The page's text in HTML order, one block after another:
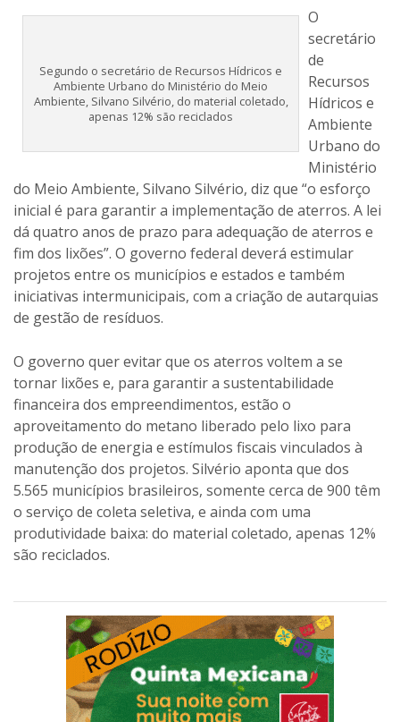
Segundo o secretário de Recursos Hídricos e
Ambiente Urbano do Ministério do Meio
Ambiente, Silvano Silvério, do material coletado,
apenas 12% são reciclados
O
secretário
de
Recursos
Hídricos e
Ambiente
Urbano do
Ministério
do Meio Ambiente, Silvano Silvério, diz que “o esforço
inicial é para garantir a implementação de aterros. A lei
dá quatro anos de prazo para adequação de aterros e
fim dos lixões”. O governo federal deverá estimular
projetos entre os municípios e estados e também
iniciativas intermunicipais, com a criação de autarquias
de gestão de resíduos.
O governo quer evitar que os aterros voltem a se
tornar lixões e, para garantir a sustentabilidade
financeira dos empreendimentos, estão o
aproveitamento do metano liberado pelo lixo para
produção de energia e estímulos fiscais vinculados à
manutenção dos projetos. Silvério aponta que dos
5.565 municípios brasileiros, somente cerca de 900 têm
o serviço de coleta seletiva, e ainda com uma
produtividade baixa: do material coletado, apenas 12%
são reciclados.